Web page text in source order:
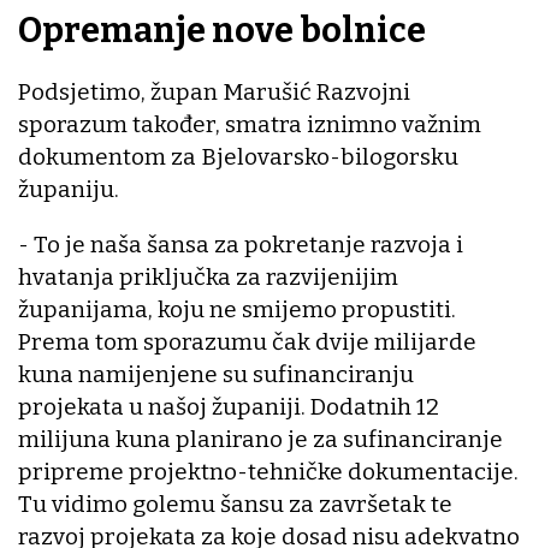
Opremanje nove bolnice
Podsjetimo, župan Marušić Razvojni
sporazum također, smatra iznimno važnim
dokumentom za Bjelovarsko-bilogorsku
županiju.
- To je naša šansa za pokretanje razvoja i
hvatanja priključka za razvijenijim
županijama, koju ne smijemo propustiti.
Prema tom sporazumu čak dvije milijarde
kuna namijenjene su sufinanciranju
projekata u našoj županiji. Dodatnih 12
milijuna kuna planirano je za sufinanciranje
pripreme projektno-tehničke dokumentacije.
Tu vidimo golemu šansu za završetak te
razvoj projekata za koje dosad nisu adekvatno